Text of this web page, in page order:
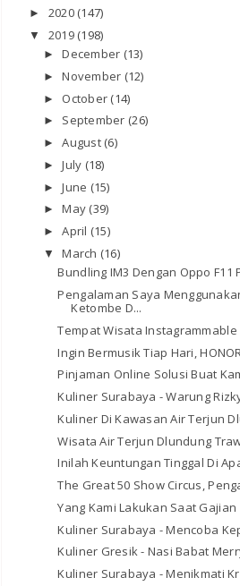
► 2020 (147)
▼ 2019 (198)
►December (13)
►November (12)
► October (14)
► September (26)
►August (6)
►July (18)
►June (15)
►May (39)
►April (15)
▼March (16)
Bundling IM3 Dengan Oppo F11
Pengalaman Saya
Ketombe D...
Tempat Wisata
Ingin Bermusik Tiap Hari,
Pinjaman Online Solusi Buat
Kuliner Surabaya - Warung
Kuliner Di Kawasan Air Terjun
Wisata Air Terjun Dlundung
Inilah Keuntungan Tinggal Di
The Great 50 Show Circus,
Yang Kami Lakukan Saat Gajian
Kuliner Surabaya - Mencoba
Kuliner Gresik - Nasi Babat
Kuliner Surabaya - Menikmati